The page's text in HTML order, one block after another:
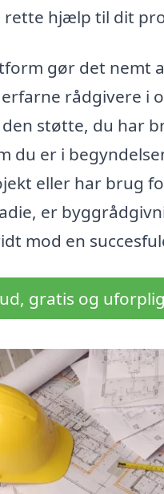
rette hjælp til dit
gør det nemt
rådgivere i
støtte, du har
du er i
eller har brug
er
mod en
gratis og